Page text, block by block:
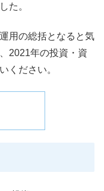
た。
用の総括となると気
2021年の投資・資
ください。